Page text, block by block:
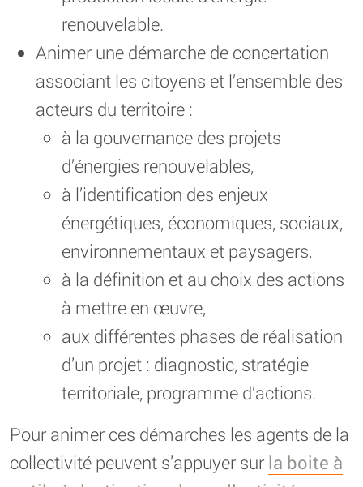
renouvelable.
Animer une démarche de concertation
associant les citoyens et l’ensemble des
acteurs du territoire :
à la gouvernance des projets
d’énergies renouvelables,
à l’identification des enjeux
énergétiques, économiques, sociaux,
environnementaux et paysagers,
à la définition et au choix des actions
à mettre en œuvre,
aux différentes phases de réalisation
d’un projet : diagnostic, stratégie
territoriale, programme d’actions.
Pour animer ces démarches les agents de la
collectivité peuvent s’appuyer sur la boite à